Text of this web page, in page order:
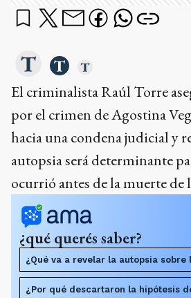
El criminalista Raúl Torre
por el crimen de Agostina
hacia una condena judicial y
autopsia será determinante
ocurrió antes de la muerte de
¿qué querés saber?
¿Qué va a revelar la autopsia sobre
¿Por qué descartaron la hipótesis